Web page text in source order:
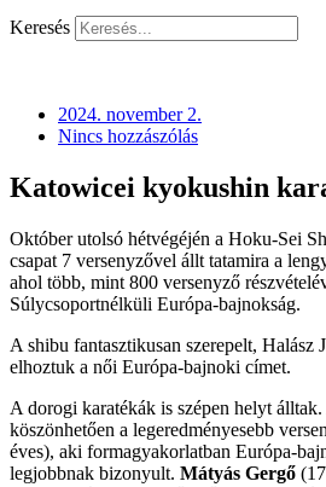
Keresés
2024. november 2.
Nincs hozzászólás
Katowicei kyokushin
Október utolsó hétvégéjén a Hoku-Sei
csapat 7 versenyzővel állt tatamira a
ahol több, mint 800 versenyző
Súlycsoportnélküli Európa-bajnokság.
A shibu fantasztikusan szerepelt, Halász
elhoztuk a női Európa-bajnoki címet.
A dorogi karatékák is szépen helyt
köszönhetően a legeredményesebb
éves), aki formagyakorlatban Európa-
legjobbnak bizonyult. Mátyás Gergő